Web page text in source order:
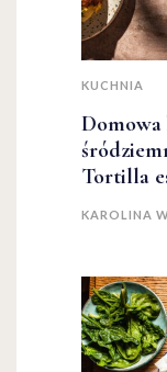
KUCHNIA
Tortilla
KAROLINA